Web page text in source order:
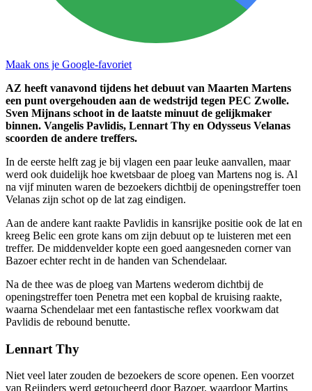
Maak ons je Google-favoriet
AZ heeft vanavond tijdens het debuut van Maarten Martens
een punt overgehouden aan de wedstrijd tegen PEC Zwolle.
Sven Mijnans schoot in de laatste minuut de gelijkmaker
binnen. Vangelis Pavlidis, Lennart Thy en Odysseus Velanas
scoorden de andere treffers.
In de eerste helft zag je bij vlagen een paar leuke aanvallen, maar
werd ook duidelijk hoe kwetsbaar de ploeg van Martens nog is. Al
na vijf minuten waren de bezoekers dichtbij de openingstreffer toen
Velanas zijn schot op de lat zag eindigen.
Aan de andere kant raakte Pavlidis in kansrijke positie ook de lat en
kreeg Belic een grote kans om zijn debuut op te luisteren met een
treffer. De middenvelder kopte een goed aangesneden corner van
Bazoer echter recht in de handen van Schendelaar.
Na de thee was de ploeg van Martens wederom dichtbij de
openingstreffer toen Penetra met een kopbal de kruising raakte,
waarna Schendelaar met een fantastische reflex voorkwam dat
Pavlidis de rebound benutte.
Lennart Thy
Niet veel later zouden de bezoekers de score openen. Een voorzet
van Reijnders werd getoucheerd door Bazoer, waardoor Martins